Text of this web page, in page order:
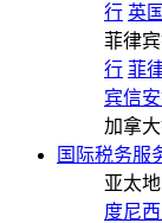
行 英
菲律
行 菲
宾信
加拿
国际税务服
亚太
度尼